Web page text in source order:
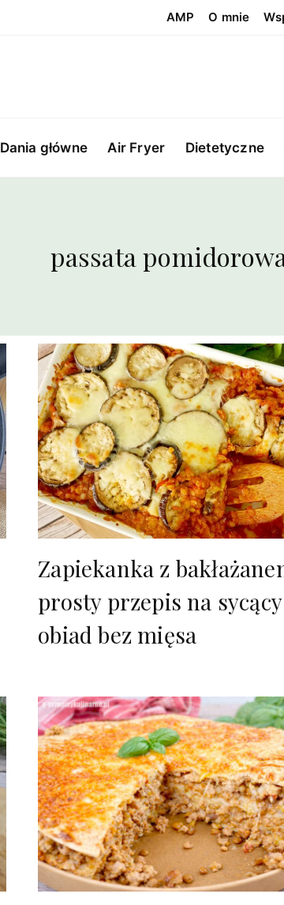
AMP O mnie
Dania główne Air Fryer Dietetyczne
passata
Zapiekanka z
prosty przepis na sycący
obiad bez mięsa